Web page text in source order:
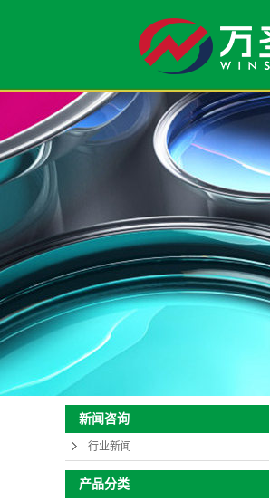
新闻咨询
行业新闻
产品分类